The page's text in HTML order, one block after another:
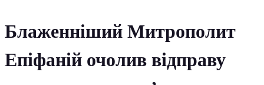
Блаженніший Митрополит
Епіфаній очолив відправу